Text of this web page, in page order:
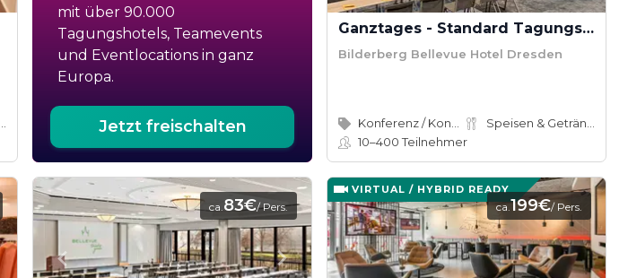
mit über 90.000
Tagungshotels, Teamevents
und Eventlocations in ganz
Europa.
Jetzt freischalten
Ganztages - Standard Tagungspauschale Bilderberg Bellevue Hotel
Bilderberg Bellevue Hotel Dresden
10–400Teilnehmer
ca.83€/ Pers.
VIRTUAL / HYBRID READY
ca.199€/ Pers.